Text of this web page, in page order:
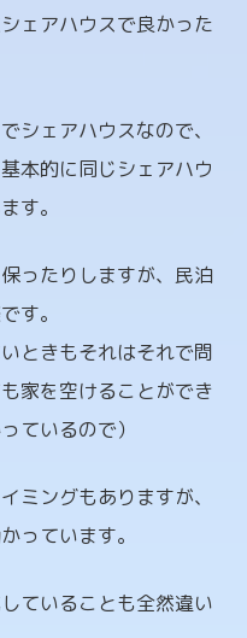
ェアハウスで良かった
シェアハウスなので、
本的に同じシェアハウ
す。
ったりしますが、民泊
す。
ときもそれはそれで問
家を空けることができ
ているので）
ミングもありますが、
っています。
ていることも全然違い